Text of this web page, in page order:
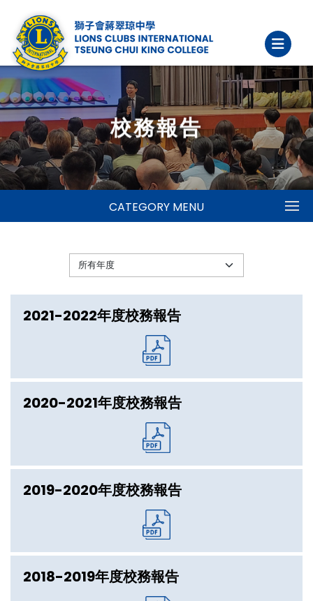
校務報告
CATEGORY MENU
2021-2022年度校務報告
2020-2021年度校務報告
2019-2020年度校務報告
2018-2019年度校務報告